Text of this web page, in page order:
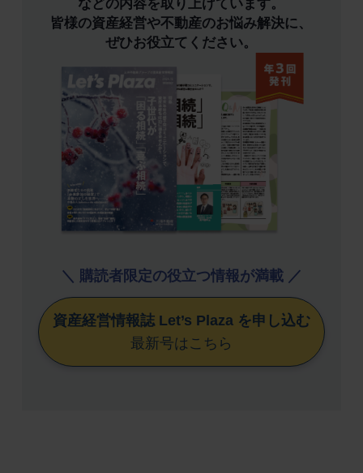
などの内容を取り上げています。
皆様の資産経営や不動産のお悩み解決に、
ぜひお役立てください。
＼ 購読者限定の役立つ情報が満載 ／
資産経営情報誌 Let’s Plaza を申し込む
最新号はこちら